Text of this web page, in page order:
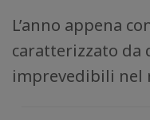
L’anno appena
caratterizzato da
imprevedibili nel